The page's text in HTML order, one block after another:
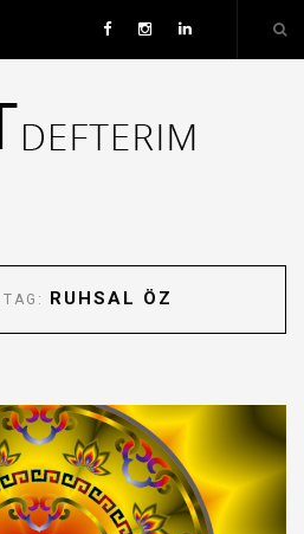
TAG: RUHSAL ÖZ